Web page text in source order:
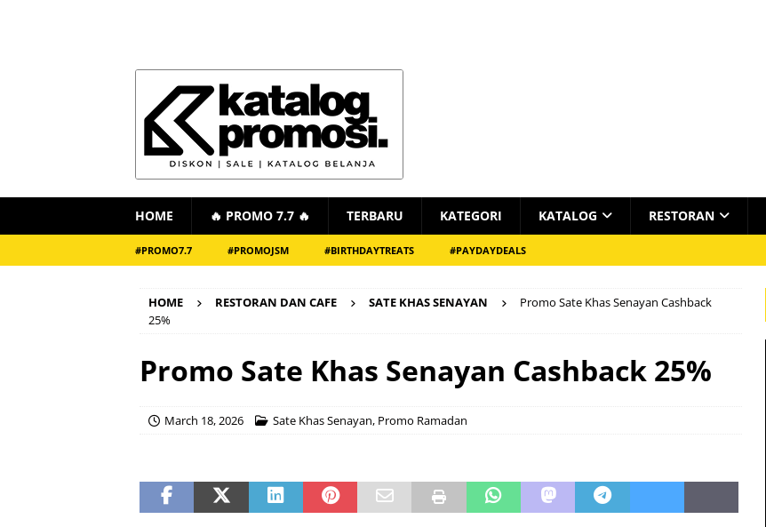
HOME 🔥 PROMO 7.7 🔥 TERBARU KATEGORI KATALOG RESTORAN
#PROMO7.7 #PROMOJSM #BIRTHDAYTREATS #PAYDAYDEALS
HOME RESTORAN DAN CAFE SATE KHAS SENAYAN
Promo Sate Khas Senayan Cashback
25%
Promo Sate Khas Senayan Cashback 25%
March 18, 2026 Sate Khas Senayan, Promo Ramadan